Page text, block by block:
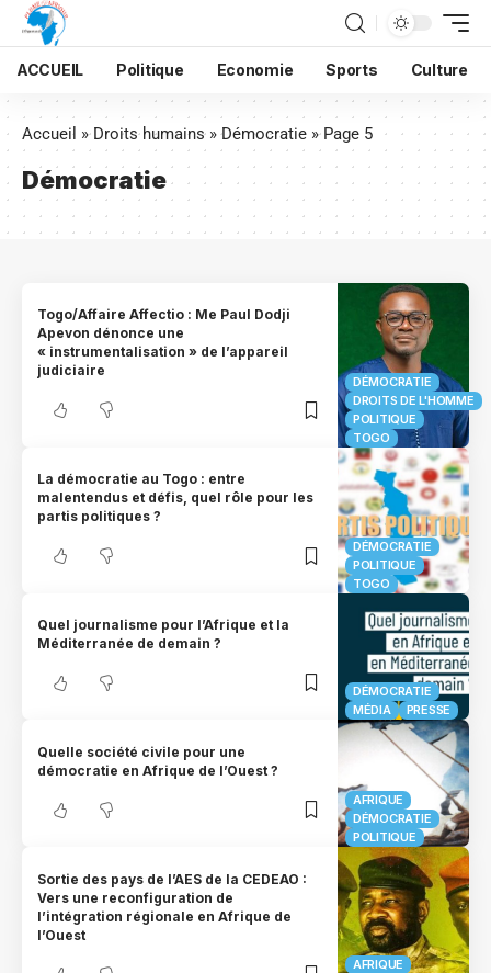
ACCUEIL Politique Economie Sports Culture
Accueil »Droits humains»Démocratie »Page 5
Démocratie
DÉMOCRATIE
DROITS DE L'HOMME
POLITIQUE
TOGO
Togo/Affaire Affectio : Me Paul Dodji
Apevon dénonce une
« instrumentalisation » de l’appareil
judiciaire
DÉMOCRATIE
POLITIQUE
TOGO
La démocratie au Togo : entre
malentendus et défis, quel rôle pour les
partis politiques ?
DÉMOCRATIE
MÉDIA
PRESSE
Quel journalisme pour l’Afrique et la
Méditerranée de demain ?
AFRIQUE
DÉMOCRATIE
POLITIQUE
Quelle société civile pour une
démocratie en Afrique de l’Ouest ?
AFRIQUE
Sortie des pays de l’AES de la CEDEAO :
Vers une reconfiguration de
l’intégration régionale en Afrique de
l’Ouest